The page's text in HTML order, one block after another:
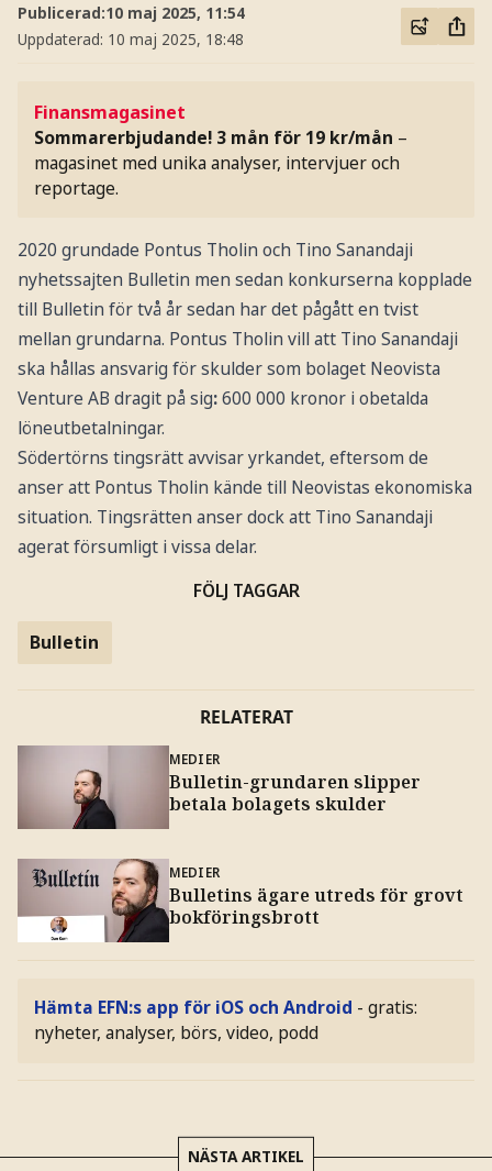
Publicerad:10 maj 2025, 11:54
Uppdaterad: 10 maj 2025, 18:48
Finansmagasinet
Sommarerbjudande! 3 mån för 19 kr/mån –
magasinet med unika analyser, intervjuer och
reportage.
2020 grundade Pontus Tholin och Tino Sanandaji
nyhetssajten Bulletin men sedan konkurserna kopplade
till Bulletin för två år sedan har det pågått en tvist
mellan grundarna. Pontus Tholin vill att Tino Sanandaji
ska hållas ansvarig för skulder som bolaget Neovista
Venture AB dragit på sig:600 000 kronor i obetalda
löneutbetalningar.
Södertörns tingsrätt avvisar yrkandet, eftersom de
anser att Pontus Tholin kände till Neovistas ekonomiska
situation. Tingsrätten anser dock att Tino Sanandaji
agerat försumligt i vissa delar.
FÖLJ TAGGAR
Bulletin
RELATERAT
MEDIER
Bulletin-grundaren slipper
betala bolagets skulder
MEDIER
Bulletins ägare utreds för grovt
bokföringsbrott
Hämta EFN:s app för iOS och Android - gratis:
nyheter, analyser, börs, video, podd
NÄSTA ARTIKEL